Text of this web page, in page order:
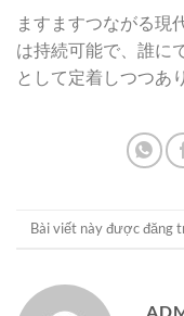
ますますつながる現
は持続可能で、誰に
として定着しつつあ
Bài viết này được đăng